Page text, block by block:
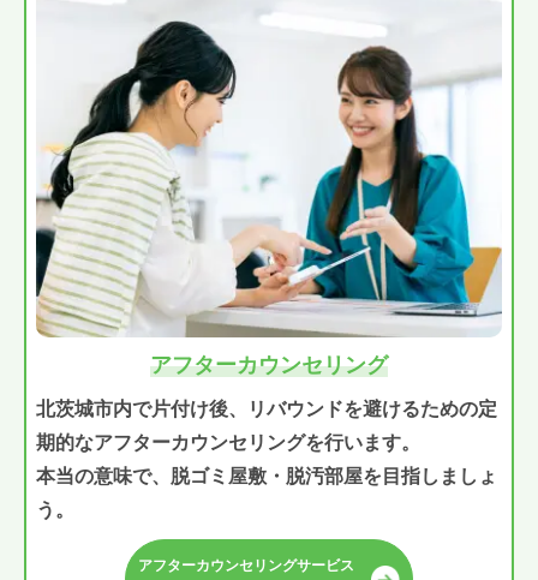
アフターカウンセリング
北茨城市内で片付け後、リバウンドを避けるための定
期的なアフターカウンセリングを行います。
本当の意味で、脱ゴミ屋敷・脱汚部屋を目指しましょ
う。
アフターカウンセリングサービス